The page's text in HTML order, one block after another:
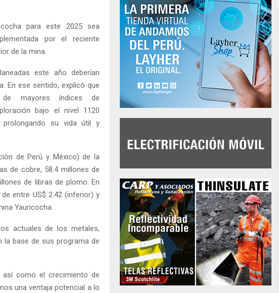
para este 2025 sea
por el reciente
de la mina.
este año deberían
En ese sentido, explicó que
mayores índices de
bajo el nivel 1120
su vida útil y
de Perú y México) de la
de cobre, 58.4 millones de
de libras de plomo. En
entre US$ 2.42 (inferior) y
Yauricocha.
actuales de los metales,
base de sus programa de
así como el crecimiento de
una ventaja potencial a lo